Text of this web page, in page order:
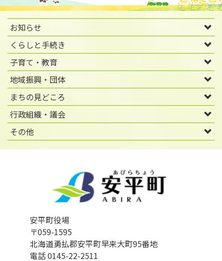
お知らせ
くらしと手続き
子育て・教育
地域振興・団体
まちの見どころ
行政組織・議会
その他
安平町役場
〒059-1595
北海道勇払郡安平町早来大町95番地
電話 0145-22-2511